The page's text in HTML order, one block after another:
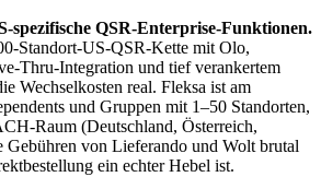
spezifische QSR-Enterprise-Funktionen.
Standort-US-QSR-Kette mit Olo,
Thru-Integration und tief verankertem
Wechselkosten real. Fleksa ist am
und Gruppen mit 1–50 Standorten,
Raum (Deutschland, Österreich,
Gebühren von Lieferando und Wolt brutal
ein echter Hebel ist.